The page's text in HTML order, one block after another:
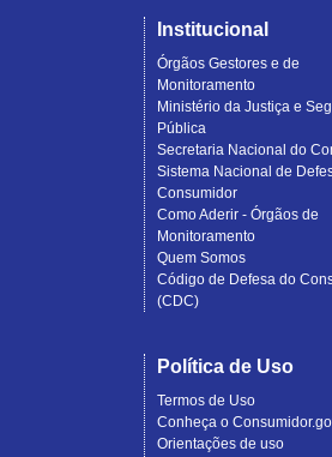
Institucional
Órgãos Gestores e de
Monitoramento
Ministério da Justiça e
Pública
Secretaria Nacional do
Sistema Nacional de
Consumidor
Como Aderir - Órgãos de
Monitoramento
Quem Somos
Código de Defesa do
(CDC)
Política de Uso
Termos de Uso
Conheça o
Orientações de uso